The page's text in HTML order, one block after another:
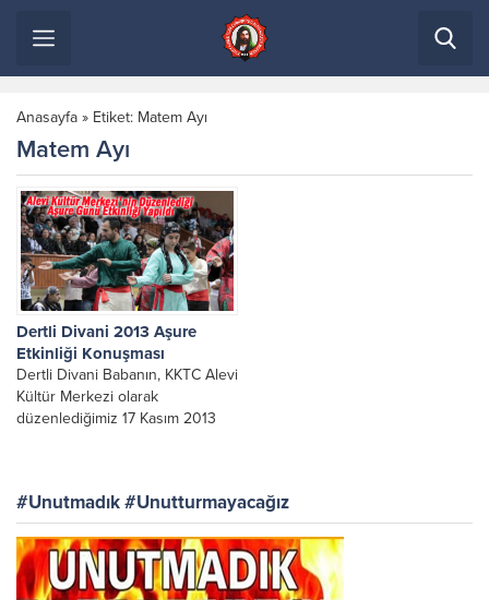
Anasayfa » Etiket: Matem Ayı
Matem Ayı
Dertli Divani 2013 Aşure
Etkinliği Konuşması
Dertli Divani Babanın, KKTC Alevi
Kültür Merkezi olarak
düzenlediğimiz 17 Kasım 2013
#Unutmadık #Unutturmayacağız